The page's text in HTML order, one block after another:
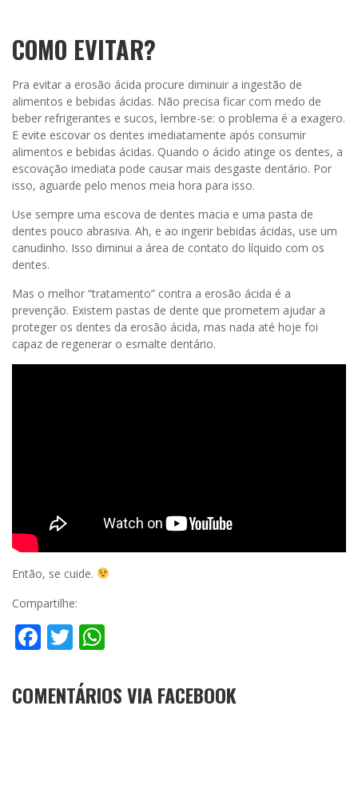
COMO EVITAR?
Pra evitar a erosão ácida procure diminuir a ingestão de
alimentos e bebidas ácidas. Não precisa ficar com medo de
beber refrigerantes e sucos, lembre-se: o problema é a exagero.
E evite escovar os dentes imediatamente após consumir
alimentos e bebidas ácidas. Quando o ácido atinge os dentes, a
escovação imediata pode causar mais desgaste dentário. Por
isso, aguarde pelo menos meia hora para isso.
Use sempre uma escova de dentes macia e uma pasta de
dentes pouco abrasiva. Ah, e ao ingerir bebidas ácidas, use um
canudinho. Isso diminui a área de contato do líquido com os
dentes.
Mas o melhor “tratamento” contra a erosão ácida é a
prevenção. Existem pastas de dente que prometem ajudar a
proteger os dentes da erosão ácida, mas nada até hoje foi
capaz de regenerar o esmalte dentário.
Então, se cuide.
Compartilhe:
Facebook
Twitter
COMENTÁRIOS VIA FACEBOOK